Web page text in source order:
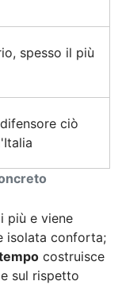
spesso il più
ciò
più e viene
isolata conforta;
costruisce
sul rispetto